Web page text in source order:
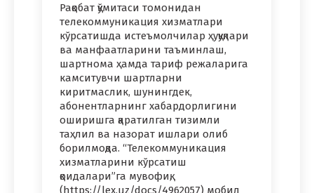
Рақобат қўмитаси томонидан
телекоммуникация хизматлари
кўрсатишда истеъмолчилар ҳуқуқлари
ва манфаатларини таъминлаш,
шартнома ҳамда тариф режаларига
камситувчи шартларни
киритмаслик, шунингдек,
абонентларнинг хабардорлигини
оширишга қаратилган тизимли
таҳлил ва назорат ишлари олиб
борилмоқда. “Телекоммуникация
хизматларини кўрсатиш
қоидалари”га мувофиқ,
(https://lex.uz/docs/4962057) мобил